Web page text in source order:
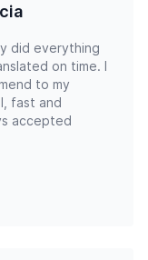
did everything
on time. I
to my
fast and
accepted